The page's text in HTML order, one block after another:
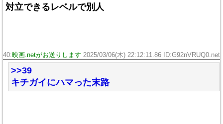
対立できるレベルで別人
40:映画.netがお送りします 2025/03/06(木) 22:12:11.86 ID:G92nVRUQ0.net
>>39
キチガイにハマった末路